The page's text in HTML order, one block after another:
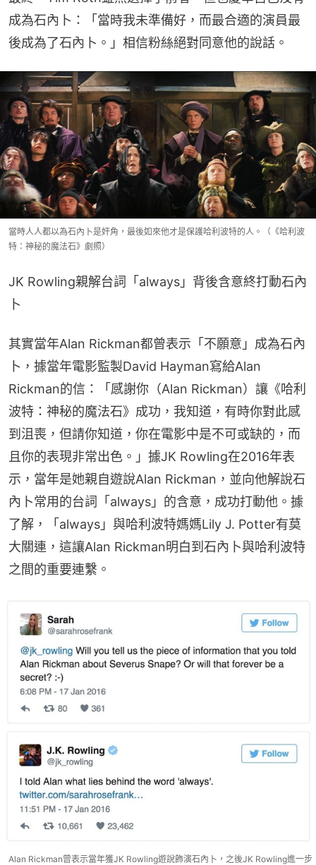
成為石內卜：「當時我未準備好，而最合適的演員最
後成為了石內卜。」相信粉絲絕對同意他的說話。
當時人人都以為石內卜是奸角，最後如來他才是保護哈利波特的人。（《哈利波
特：神秘的魔法石》劇照）
JK Rowling親解台詞「always」背後含意終打動石內
卜
其實當年Alan Rickman都曾表示「不願意」成為石內
卜，據當年電影監製David Hayman寫給Alan
Rickman的信：「感謝你（Alan Rickman）讓《哈利
波特：神秘的魔法石》成功，我知道，有時你對此感
到沮喪，但請你知道，你在電影中是不可或缺的，而
且你的表現非常出色。」據JK Rowling在2016年表
示，當年是她親自遊說Alan Rickman，並向他解說石
內卜常用的台詞「always」的含意，成功打動他。據
了解，「always」與哈利波特媽媽Lily J. Potter有莫
大關連，這讓Alan Rickman明白到石內卜與哈利波特
之間的重要連繫。
Alan Rickman曾表示當年獲JK Rowling遊說飾演石內卜，之後JK Rowling進一步